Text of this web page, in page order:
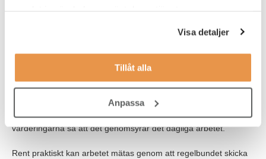
Visa detaljer
Tillåt alla
Anpassa
män i en verksamhet.
Sedan handlar det om att
både chefer och medarbetare
anammar ett mer fördomsfritt
tankesätt kopplat till
värderingarna så att det genomsyrar det dagliga arbetet.
Rent praktiskt kan arbetet mätas genom att regelbundet skicka